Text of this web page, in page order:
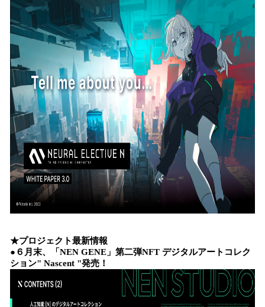
★プロジェクト最新情報
●６月末、「NEN GENE」第二弾NFT デジタルアートコレク
ション" Nascent "発売！